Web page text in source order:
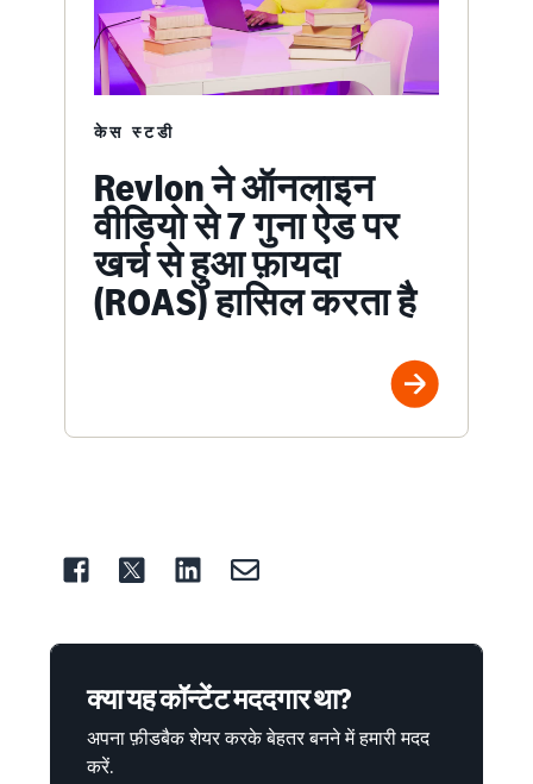
केस स्टडी
Revlon ने ऑनलाइन
वीडियो से 7 गुना ऐड पर
खर्च से हुआ फ़ायदा
(ROAS) हासिल करता है
क्या यह कॉन्टेंट मददगार था?
अपना फ़ीडबैक शेयर करके बेहतर बनने में हमारी मदद
करें.